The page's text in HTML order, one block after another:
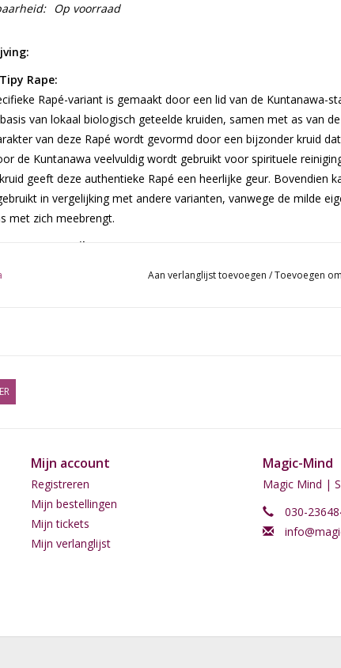
Op voorraad
Rape:
Rapé-variant is gemaakt door een lid van de Kuntanawa-
van lokaal biologisch geteelde kruiden, samen met as van
van deze Rapé wordt gevormd door een bijzonder kruid
de Kuntanawa veelvuldig wordt gebruikt voor spirituele
geeft deze authentieke Rapé een heerlijke geur. Bovendien
in vergelijking met andere varianten, vanwege de milde
met zich meebrengt.
Kuntanawa Tribe:
Na de rubberhausse bleef er slechts één enkele familie over,
zich aan bij andere Pano-talige stammen en organiseren ze
en cultuur te delen met buitenlandse bezoekers. Deze
tradities zal herstellen (Pantoja et al., 2014). Hun taal lijkt echter
rapé, kan met een Tepi-pijpje in iemands neusholtes
pijpje kun je het in je eigen neusholte blazen.
Aan verlanglijst toevoegen /Toevoegen
Mijn account
Registreren
Mijn bestellingen
Mijn tickets
Mijn verlanglijst
Magic-Mind
Magic Mind |
030-